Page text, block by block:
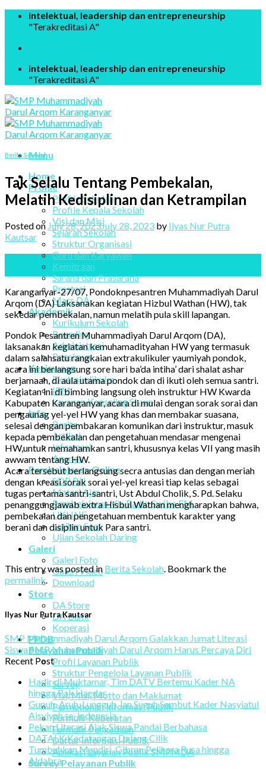
Skip
intelektual, leadership dan entrepreneurship
"Terakreditasi A"
intelektual, leadership dan entrepreneurship
"Terakreditasi A"
Menu
Home
Profile
Profile Sekolah
Profile Kepala Sekolah
Visi dan Misi
Sejarah Sekolah
Struktur Organisasi
Guru dan Karyawan
Kemitraan
Sarana dan Prasarana
Prestasi
Mars DA
Akademik
Kurikulum Sekolah
Boarding
Administrasi
Beasiswa
Kesiswaan
Ekstrakulikuler
IPM
Layanan Konseling Siswa
Info
Berita
Artikel
Informasi
Agenda
Pembelajaran Online
SOP PJJ
Materi Ajar
Pembelajaran Via Radio Swiba FM
UKLINE
Latihan Soal
Ujian Sekolah Daring
Galeri
Galeri Foto
Galeri Video
Download
Store
DA Store
DA Bank
Koperasi
PPDB
Pelayanan Publik
Profil Layanan Publik
Struktur Pengelola Layanan Publik
Survey
Visi, Misi, Motto dan Maklumat
Permohonan Informasi Publik
Formulir Keberatan
Formulir Pengaduan
Daftar Informasi Publik
Aplikasi Layanan Publik SMPMDA
Survey Pelayanan Publik
Berita Sekolah
Tak Selalu Tentang Pembekalan,
Melatih Kedisiplinan dan Ketrampilan
Posted on July 28, 2023July 28, 2023 by Ilyas Nur Putra
Kautsar
Karanganyar-27/07, Pondoknpesantren Muhammadiyah Darul
Arqom (DA) Laksanakan kegiatan Hizbul Wathan (HW), tak
sekedar pembekalan, namun melatih pula skill lapangan.
Pondok Pesantren Muhammadiyah Darul Arqom (DA),
laksanakan kegiatan kemuhamadityahan HW yang termasuk
dalam salahsatu rangkaian extrakulikuler yaumiyah pondok,
acara ini berlangsung sore hari ba’da intiha’ dari shalat ashar
berjamaah, di aula utama pondok dan di ikuti oleh semua santri.
Kegiatan ini di bimbing langsung oleh instruktur HW Kwarda
Kabupaten Karanganyar, acara di mulai dengan sorak sorai dan
pengaunag yel-yel HW yang khas dan membakar suasana,
selesai dengan pembakaran komunikan dari instruktur, masuk
kepada pembekalan dan pengetahuan mendasar mengenai
HW,untuk memahamkan santri, khususnya kelas VII yang masih
awwam tentang HW.
Acara tersebut berlangsung secra antusias dan dengan meriah
dengan kreasi sorak sorai yel-yel kreasi tiap kelas sebagai
tugas pertama santri-santri, Ust Abdul Cholik, S. Pd. Selaku
penanggungjawab extra Hisbul Wathan mengharapkan bahwa,
pembekalan dan pengetahuan membentuk karakter yang
berani dan disiplin untuk Para santri.
This entry was posted in Berita Sekolah. Bookmark the
permalink.
Ilyas Nur Putra Kautsar
SMP Muhammadiyah Darul Arqom Galakkan Jumat Literasi
Siswa SMP Muhammadiyah Darul Arqom Harus Percaya Diri
Recent Post
Hadir di Muktamar, Tim DATV Bertemu Kader NA
hingga Pak Haedar
Gupuh, Aruh, Lungguh, lan Suguh Sambut Kader Nasyiatul
Aisyiyah se-Indonesia
Pekan Literasi Ajak Siswa Pandai Berbahasa
DATALK Kedatangan Dalang Cilik
Tumbuhkan Mandiri, Gibran Pelihara Rusa hingga
Aldabra